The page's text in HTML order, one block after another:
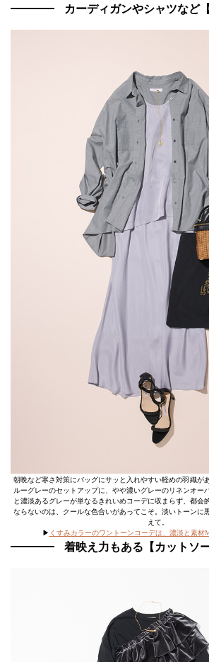
カーディガンやシャツなど
朝晩など寒さ対策にバッグにサッと入れやすい軽めの羽織が
ルーグレーのセットアップに、やや濃いグレーのリネンオー
と濃淡あるグレーが単なるきれいめコーデに収まらず、都会
ならないのは、クールな色合いがあってこそ。淡いトーンに
えて。
▶ くすみカラーのワントーンコーデは、濃淡と素材
着映え力もある【カットソ